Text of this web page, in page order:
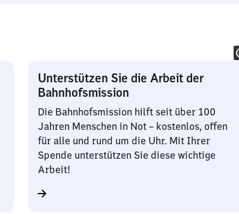
Unterstützen Sie die Arbeit der
Bahnhofsmission
Die Bahnhofsmission hilft seit über 100
Jahren Menschen in Not – kostenlos, offen
für alle und rund um die Uhr. Mit Ihrer
Spende unterstützen Sie diese wichtige
Arbeit!